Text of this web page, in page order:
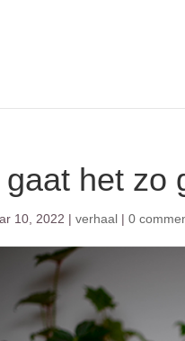
het zo
10, 2022 |verhaal |0